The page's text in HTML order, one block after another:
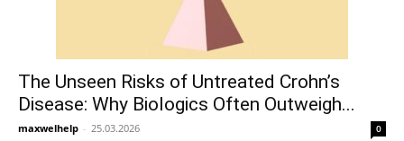
The Unseen Risks of Untreated Crohn’s
Disease: Why Biologics Often Outweigh...
maxwelhelp - 25.03.2026 0